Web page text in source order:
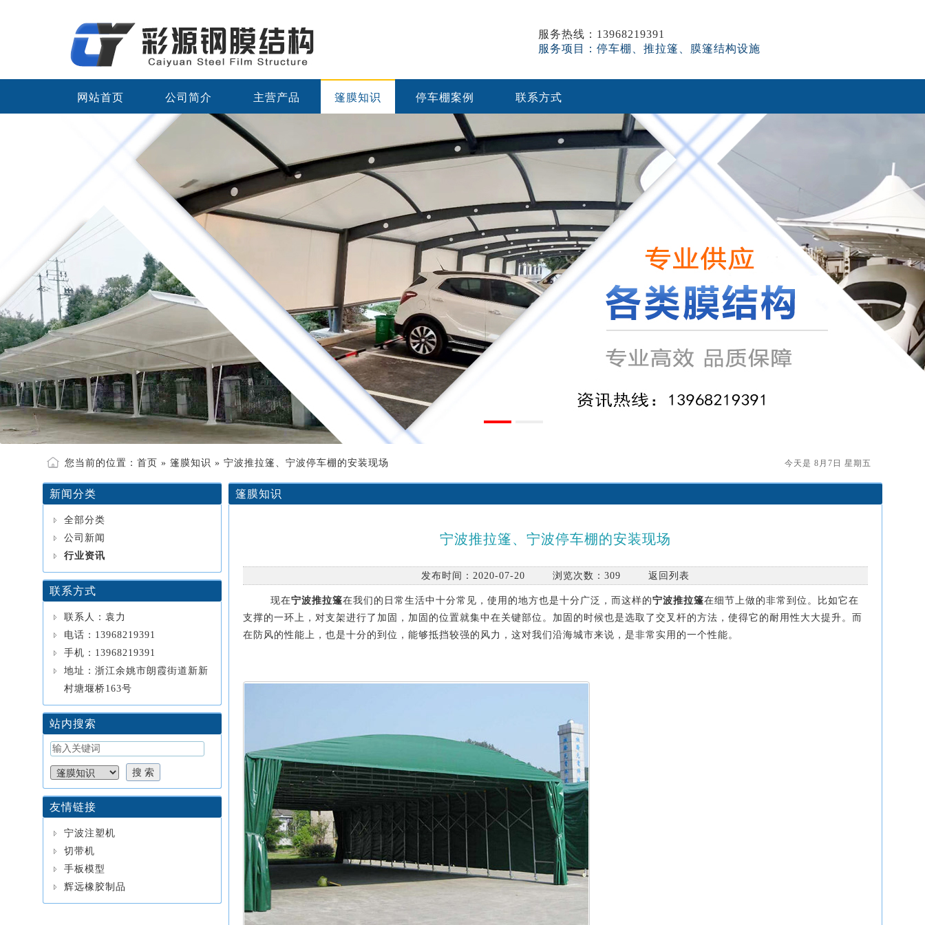
服务热线：13968219391
服务项目：停车棚、推拉篷、膜篷结构设施
网站首页 公司简介 主营产品 篷膜知识 停车棚案例 联系方式
今天是 8月7日 星期五
您当前的位置： 首页 » 篷膜知识 » 宁波推拉篷、宁波停车棚的安装现场
新闻分类
全部分类
公司新闻
行业资讯
联系方式
联系人：袁力
电话：13968219391
手机：13968219391
地址：浙江余姚市朗霞街道新新
村塘堰桥163号
站内搜索
友情链接
宁波注塑机
切带机
手板模型
辉远橡胶制品
篷膜知识
宁波推拉篷、宁波停车棚的安装现场
发布时间：2020-07-20 浏览次数：309 返回列表
现在宁波推拉篷在我们的日常生活中十分常见，使用的地方也是十分广泛，而这样的宁波推拉篷在细节上做的非常到位。比如它在
支撑的一环上，对支架进行了加固，加固的位置就集中在关键部位。加固的时候也是选取了交叉杆的方法，使得它的耐用性大大提升。而
在防风的性能上，也是十分的到位，能够抵挡较强的风力，这对我们沿海城市来说，是非常实用的一个性能。